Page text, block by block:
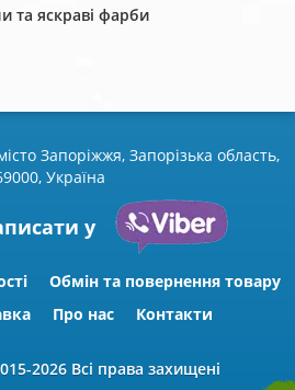
та яскраві фарби
Запоріжжя, Запорізька область,
Україна
у
Обмін та повернення товару
Про нас Контакти
2026 Всі права захищені